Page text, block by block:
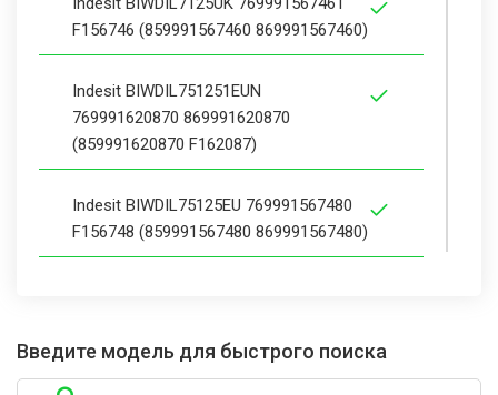
F156746 (859991567460 869991567460)
Indesit BIWDIL751251EUN
769991620870 869991620870
(859991620870 F162087)
Indesit BIWDIL75125EU 769991567480
F156748 (859991567480 869991567480)
Indesit BIWDIL75125MEA 769991633400
Введите модель для быстрого поиска